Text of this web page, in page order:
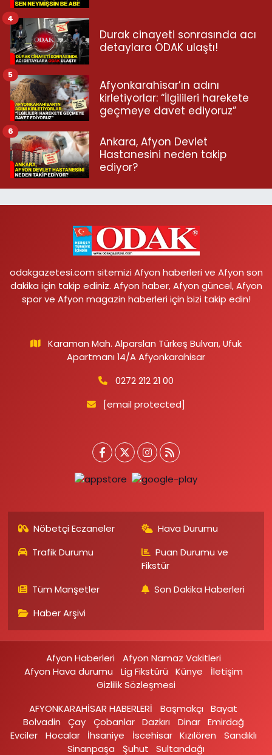
Durak cinayeti sonrasında acı
detaylara ODAK ulaştı!
4
Afyonkarahisar’ın adını
kirletiyorlar: “İlgilileri harekete
geçmeye davet ediyoruz”
5
Ankara, Afyon Devlet
Hastanesini neden takip
ediyor?
6
odakgazetesi.com sitemizi Afyon haberleri ve Afyon son
dakika için takip ediniz. Afyon haber, Afyon güncel, Afyon
spor ve Afyon magazin haberleri için bizi takip edin!
Karaman Mah. Alparslan Türkeş Bulvarı, Ufuk
Apartmanı 14/A Afyonkarahisar
0272 212 21 00
[email protected]
Nöbetçi Eczaneler
Hava Durumu
Trafik Durumu
Puan Durumu ve
Fikstür
Tüm Manşetler
Son Dakika Haberleri
Haber Arşivi
Afyon Haberleri
Afyon Namaz Vakitleri
Afyon Hava durumu
Lig Fikstürü Künye
İletişim
Gizlilik Sözleşmesi
AFYONKARAHİSAR HABERLERİ
Başmakçı
Bayat
Bolvadin
Çay Çobanlar Dazkırı Dinar Emirdağ‎
Evciler‎
Hocalar İhsaniye‎ İscehisar Kızılören‎
Sandıklı‎
Sinanpaşa
Şuhut Sultandağı